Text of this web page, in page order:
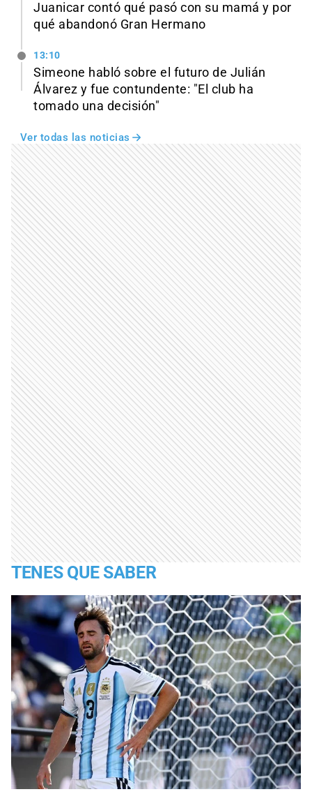
Juanicar contó qué pasó con su mamá y por
qué abandonó Gran Hermano
13:10
Simeone habló sobre el futuro de Julián
Álvarez y fue contundente: "El club ha
tomado una decisión"
Ver todas las noticias
TENES QUE SABER